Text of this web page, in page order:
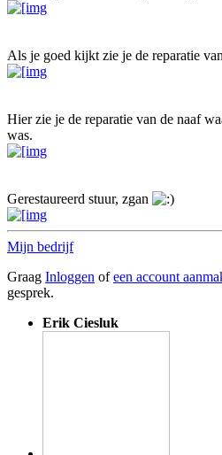
Als je goed kijkt zie je de reparatie
Hier zie je de reparatie van de naaf
was.
Gerestaureerd stuur, zgan
Mijn bedrijf
Graag Inloggen ofeen account
gesprek.
Erik Ciesluk